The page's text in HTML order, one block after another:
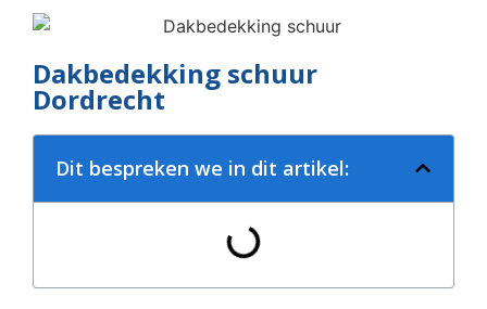
Dakbedekking schuur
Dordrecht
Dit bespreken we in dit artikel: